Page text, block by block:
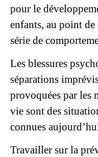
pour le
enfants, au point
série de
Les blessures
séparations
provoquées par les
vie sont des
connues
Travailler sur la